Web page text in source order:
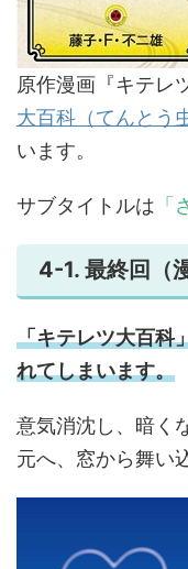
原作漫画『キテレ
大百科（てんとう
います。
サブタイトルは 「
4-1. 最終回（
「キテレツ大百科
れてしまいます。
意気消沈し、暗く
元へ、窓から舞い